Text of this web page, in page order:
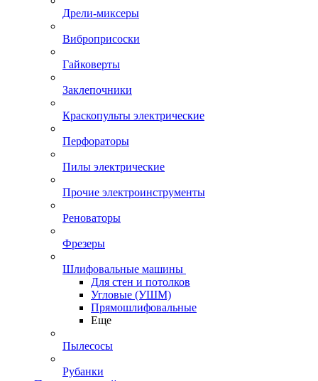
Дрели-миксеры
Виброприсоски
Гайковерты
Заклепочники
Краскопульты электрические
Перфораторы
Пилы электрические
Прочие электроинструменты
Реноваторы
Фрезеры
Шлифовальные машины
Для стен и потолков
Угловые (УШМ)
Прямошлифовальные
Еще
Пылесосы
Рубанки